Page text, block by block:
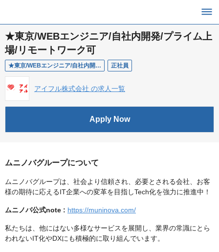
★東京/WEBエンジニア/自社内開発/プライム上
場/リモートワーク可
★東京/WEBエンジニア/自社内開発/プライム上場/リモートワーク可 正社員
アイフル株式会社 の求人一覧
Apply Now
ムニノバグループについて
ムニノバグループは、社会より信頼され、必要とされる会社、お客
様の期待に応えるIT企業への変革を目指しTech化を強力に推進中！
ムニノバ公式note : https://muninova.com/
私たちは、他にはない多様なサービスを展開し、業界の常識にとら
われないIT化やDXにも積極的に取り組んでいます。